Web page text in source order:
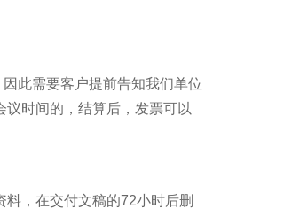
此需要客户提前告知我们单位
时间的，结算后，发票可以
，在交付文稿的72小时后删